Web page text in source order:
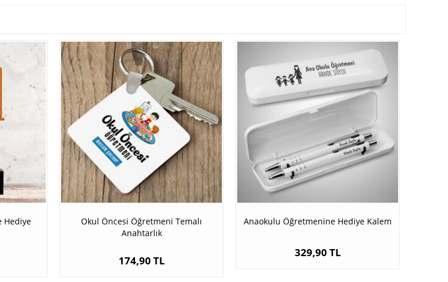
Hediye
Okul Öncesi Öğretmeni Temalı
Anahtarlık
174,90 TL
Anaokulu Öğretmenine Hediye Kalem
329,90 TL